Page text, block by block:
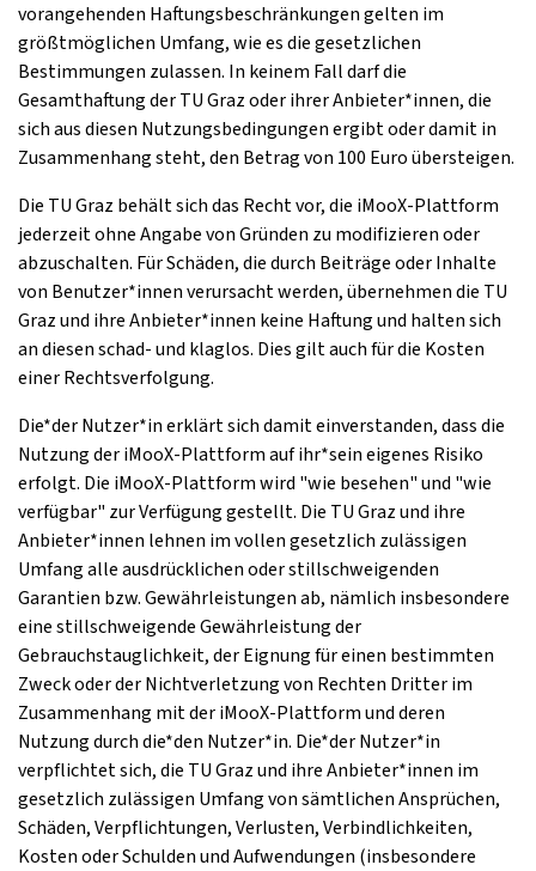
vorangehenden Haftungsbeschränkungen gelten im
größtmöglichen Umfang, wie es die gesetzlichen
Bestimmungen zulassen. In keinem Fall darf die
Gesamthaftung der TU Graz oder ihrer Anbieter*innen, die
sich aus diesen Nutzungsbedingungen ergibt oder damit in
Zusammenhang steht, den Betrag von 100 Euro übersteigen.
Die TU Graz behält sich das Recht vor, die iMooX-Plattform
jederzeit ohne Angabe von Gründen zu modifizieren oder
abzuschalten. Für Schäden, die durch Beiträge oder Inhalte
von Benutzer*innen verursacht werden, übernehmen die TU
Graz und ihre Anbieter*innen keine Haftung und halten sich
an diesen schad- und klaglos. Dies gilt auch für die Kosten
einer Rechtsverfolgung.
Die*der Nutzer*in erklärt sich damit einverstanden, dass die
Nutzung der iMooX-Plattform auf ihr*sein eigenes Risiko
erfolgt. Die iMooX-Plattform wird "wie besehen" und "wie
verfügbar" zur Verfügung gestellt. Die TU Graz und ihre
Anbieter*innen lehnen im vollen gesetzlich zulässigen
Umfang alle ausdrücklichen oder stillschweigenden
Garantien bzw. Gewährleistungen ab, nämlich insbesondere
eine stillschweigende Gewährleistung der
Gebrauchstauglichkeit, der Eignung für einen bestimmten
Zweck oder der Nichtverletzung von Rechten Dritter im
Zusammenhang mit der iMooX-Plattform und deren
Nutzung durch die*den Nutzer*in. Die*der Nutzer*in
verpflichtet sich, die TU Graz und ihre Anbieter*innen im
gesetzlich zulässigen Umfang von sämtlichen Ansprüchen,
Schäden, Verpflichtungen, Verlusten, Verbindlichkeiten,
Kosten oder Schulden und Aufwendungen (insbesondere